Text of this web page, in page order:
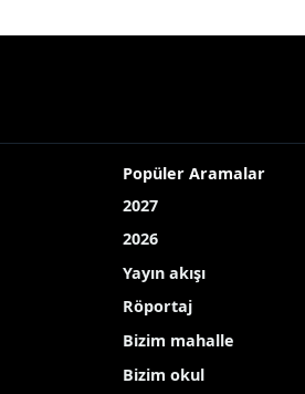
Popüler Aramalar
2027
2026
Yayın akışı
Röportaj
Bizim mahalle
Bizim okul